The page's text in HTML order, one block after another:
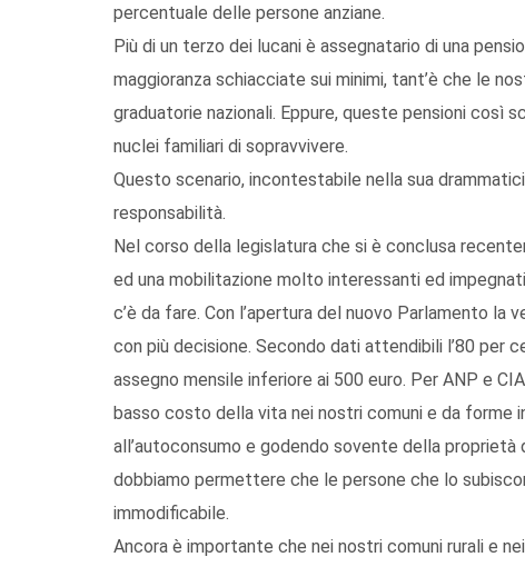
percentuale delle persone anziane.
Più di un terzo dei lucani è assegnatario di una
maggioranza schiacciate sui minimi, tant’è che le
graduatorie nazionali. Eppure, queste pensioni così
nuclei familiari di sopravvivere.
Questo scenario, incontestabile nella sua
responsabilità.
Nel corso della legislatura che si è conclusa
ed una mobilitazione molto interessanti ed
c’è da fare. Con l’apertura del nuovo Parlamento la
con più decisione. Secondo dati attendibili l’80 per
assegno mensile inferiore ai 500 euro. Per ANP e
basso costo della vita nei nostri comuni e da forme
all’autoconsumo e godendo sovente della
dobbiamo permettere che le persone che lo
immodificabile.
Ancora è importante che nei nostri comuni rurali e